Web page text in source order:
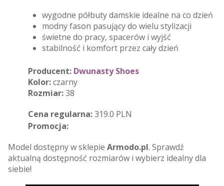
wygodne półbuty damskie idealne na co dzień
modny fason pasujący do wielu stylizacji
świetne do pracy, spacerów i wyjść
stabilność i komfort przez cały dzień
Producent: Dwunasty Shoes
Kolor:czarny
Rozmiar:38
Cena regularna:319.0 PLN
Promocja:
Model dostępny w sklepie Armodo.pl. Sprawdź
aktualną dostępność rozmiarów i wybierz idealny dla
siebie!